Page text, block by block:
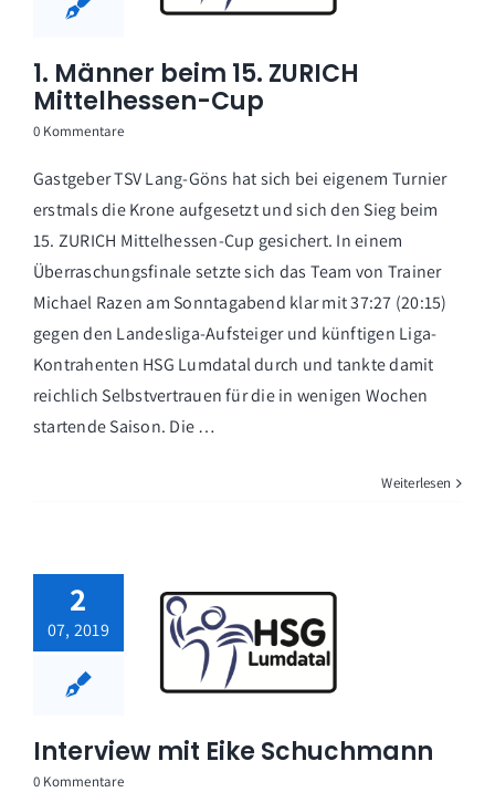
1. Männer beim 15. ZURICH
Mittelhessen-Cup
0 Kommentare
Gastgeber TSV Lang-Göns hat sich bei eigenem Turnier
erstmals die Krone aufgesetzt und sich den Sieg beim
15. ZURICH Mittelhessen-Cup gesichert. In einem
Überraschungsfinale setzte sich das Team von Trainer
Michael Razen am Sonntagabend klar mit 37:27 (20:15)
gegen den Landesliga-Aufsteiger und künftigen Liga-
Kontrahenten HSG Lumdatal durch und tankte damit
reichlich Selbstvertrauen für die in wenigen Wochen
startende Saison. Die …
Weiterlesen
2
07, 2019
Interview mit Eike Schuchmann
0 Kommentare